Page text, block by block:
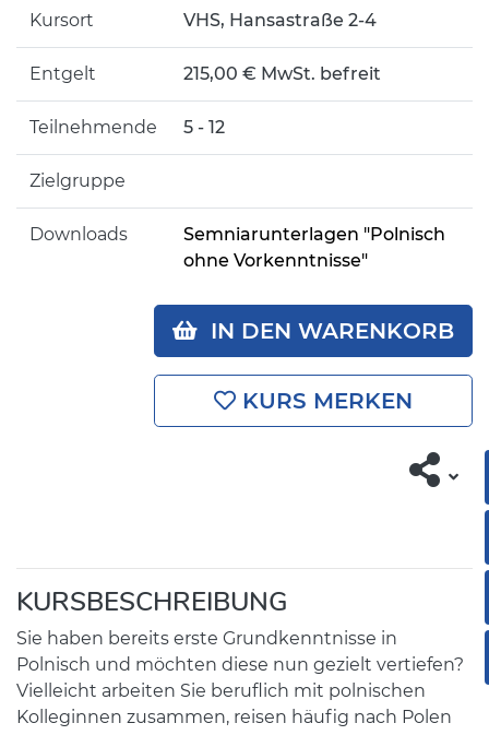
Kursort VHS, Hansastraße 2-4
Entgelt 215,00 € MwSt. befreit
Teilnehmende 5 - 12
Zielgruppe
Downloads
Semniarunterlagen "Polnisch
ohne Vorkenntnisse"
IN DEN WARENKORB
KURS MERKEN
KURSBESCHREIBUNG
Sie haben bereits erste Grundkenntnisse in
Polnisch und möchten diese nun gezielt vertiefen?
Vielleicht arbeiten Sie beruflich mit polnischen
Kolleginnen zusammen, reisen häufig nach Polen